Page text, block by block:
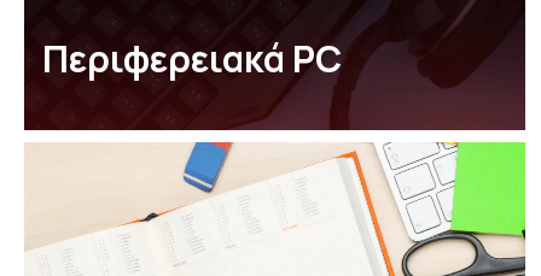
Περιφερειακά PC